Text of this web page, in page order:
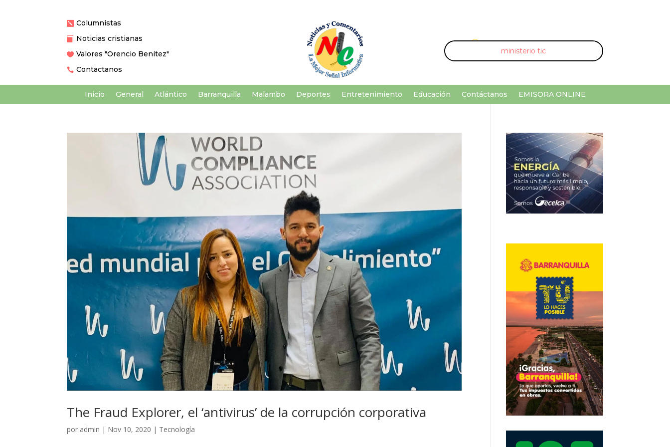
 Columnistas
 Noticias cristianas
 Valores "Orencio Benitez"
 Contactanos
U ¡Buscar por palabra clave!
Inicio General Atlántico Barranquilla Malambo Deportes Entretenimiento Educación Contáctanos EMISORA ONLINE
The Fraud Explorer, el ‘antivirus’ de la corrupción corporativa
por admin | Nov 10, 2020 | Tecnología